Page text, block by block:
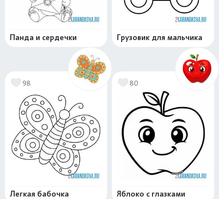
Панда и сердечки Грузовик для мальчика
98
Легкая бабочка
80
Яблоко с глазками